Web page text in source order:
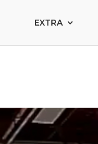
EXTRA